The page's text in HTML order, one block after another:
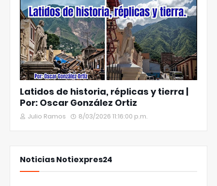
Latidos de historia, réplicas y tierra |
Por: Oscar González Ortiz
Julio Ramos 8/03/2026 11:16:00 p.m.
Noticias Notiexpres24